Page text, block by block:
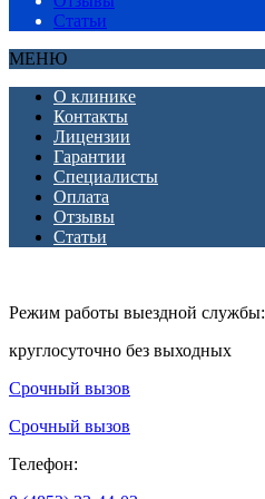
Статьи
МЕНЮ
О клинике
Контакты
Лицензии
Гарантии
Специалисты
Оплата
Отзывы
Статьи
Режим работы выездной службы:
круглосуточно без выходных
Срочный вызов
Срочный вызов
Телефон: